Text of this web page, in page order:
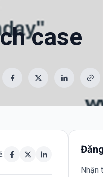
case
Nhận